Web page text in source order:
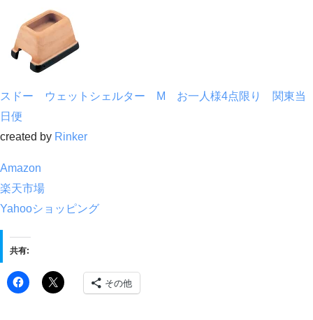
スドー ウェットシェルター M お一人様4点限り 関東当
日便
created by Rinker
Amazon
楽天市場
Yahooショッピング
共有:
その他